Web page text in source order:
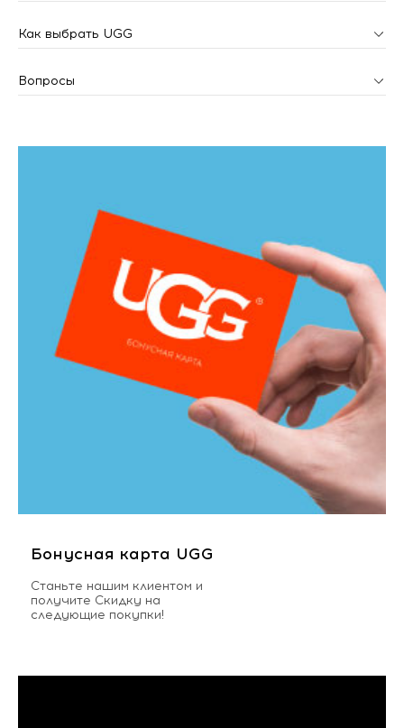
Как выбрать UGG
Вопросы
Бонусная карта UGG
Станьте нашим клиентом и
получите Скидку на
следующие покупки!